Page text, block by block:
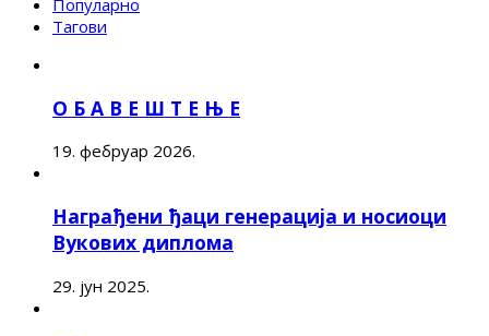
Популарно
Тагови
О Б А В Е Ш Т Е Њ Е
19. фебруар 2026.
Награђени ђаци генерација и носиоци
Вукових диплома
29. јун 2025.